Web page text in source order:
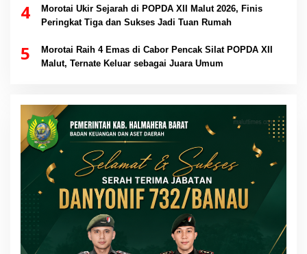
4
Morotai Ukir Sejarah di POPDA XII Malut 2026, Finis
Peringkat Tiga dan Sukses Jadi Tuan Rumah
5
Morotai Raih 4 Emas di Cabor Pencak Silat POPDA XII
Malut, Ternate Keluar sebagai Juara Umum